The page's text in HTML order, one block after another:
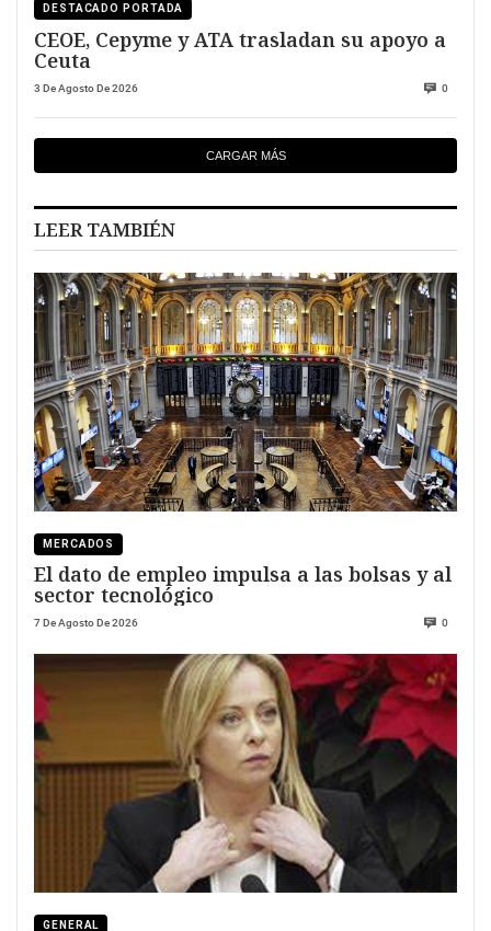
DESTACADO PORTADA
CEOE, Cepyme y ATA trasladan su apoyo a
Ceuta
3 De Agosto De 2026 0
CARGAR MÁS
LEER TAMBIÉN
MERCADOS
El dato de empleo impulsa a las bolsas y al
sector tecnológico
7 De Agosto De 2026 0
GENERAL